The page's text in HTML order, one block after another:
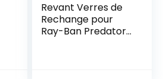
Revant Verres de
Rechange pour
Ray-Ban Predator